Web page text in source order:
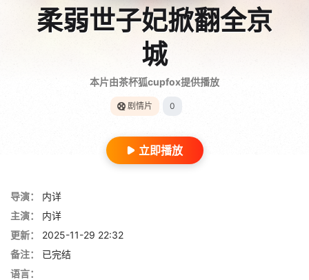
柔弱世子妃掀翻全京
城
本片由茶杯狐cupfox提供播放
剧情片 0
立即播放
导演：
内详
主演：
内详
更新：
2025-11-29 22:32
备注：
已完结
语言：